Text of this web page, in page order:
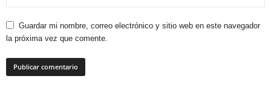
Guardar mi nombre, correo electrónico y sitio web en este navegador
la próxima vez que comente.